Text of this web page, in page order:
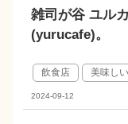
雑司が谷 ユル
(yurucafe)。
飲食店 美味し
2024-09-12